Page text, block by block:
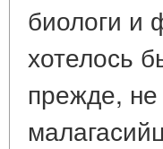
биологи и
хотелось
прежде, не